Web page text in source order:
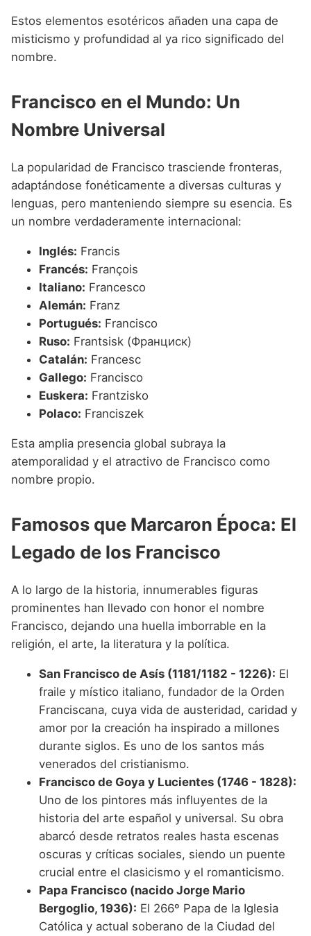
Estos elementos esotéricos añaden una capa de
misticismo y profundidad al ya rico significado del
nombre.
Francisco en el Mundo: Un
Nombre Universal
La popularidad de Francisco trasciende fronteras,
adaptándose fonéticamente a diversas culturas y
lenguas, pero manteniendo siempre su esencia. Es
un nombre verdaderamente internacional:
Inglés: Francis
Francés: François
Italiano: Francesco
Alemán: Franz
Portugués: Francisco
Ruso: Frantsisk (Франциск)
Catalán: Francesc
Gallego: Francisco
Euskera: Frantzisko
Polaco: Franciszek
Esta amplia presencia global subraya la
atemporalidad y el atractivo de Francisco como
nombre propio.
Famosos que Marcaron Época: El
Legado de los Francisco
A lo largo de la historia, innumerables figuras
prominentes han llevado con honor el nombre
Francisco, dejando una huella imborrable en la
religión, el arte, la literatura y la política.
San Francisco de Asís (1181/1182 - 1226): El
fraile y místico italiano, fundador de la Orden
Franciscana, cuya vida de austeridad, caridad y
amor por la creación ha inspirado a millones
durante siglos. Es uno de los santos más
venerados del cristianismo.
Francisco de Goya y Lucientes (1746 - 1828):
Uno de los pintores más influyentes de la
historia del arte español y universal. Su obra
abarcó desde retratos reales hasta escenas
oscuras y críticas sociales, siendo un puente
crucial entre el clasicismo y el romanticismo.
Papa Francisco (nacido Jorge Mario
Bergoglio, 1936): El 266º Papa de la Iglesia
Católica y actual soberano de la Ciudad del